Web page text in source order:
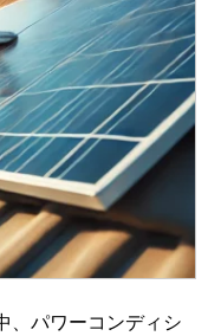
、パワーコンディシ